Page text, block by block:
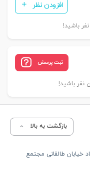
افزودن نظر
باشید!
ثبت پرسش
باشید!
بازگشت به بالا
04442237893 -مهاباد خیابان طالقانی مجتمع